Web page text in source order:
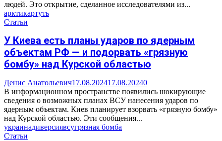
людей. Это открытие, сделанное исследователями из...
арктикартуть
Статьи
У Киева есть планы ударов по ядерным
объектам РФ — и подорвать «грязную
бомбу» над Курской областью
Денис Анатольевич17.08.202417.08.20240
В информационном пространстве появились шокирующие
сведения о возможных планах ВСУ нанесения ударов по
ядерным объектам. Киев планирует взорвать «грязную бомбу»
над Курской областью. Эти сообщения...
украинадиверсиявсугрязная бомба
Статьи